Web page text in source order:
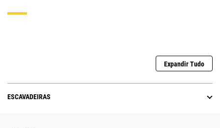
Expandir Tudo
ESCAVADEIRAS